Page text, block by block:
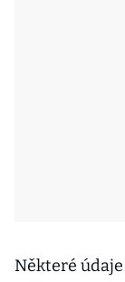
Některé